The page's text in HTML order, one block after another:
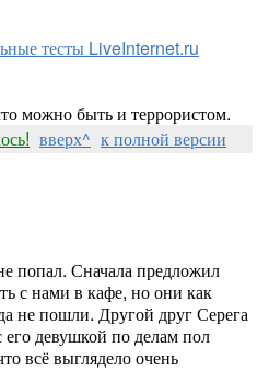
тесты LiveInternet.ru
можно быть и террористом.
вверх^ к полной версии
попал. Сначала предложил
с нами в кафе, но они как
не пошли. Другой друг Серега
его девушкой по делам пол
всё выглядело очень